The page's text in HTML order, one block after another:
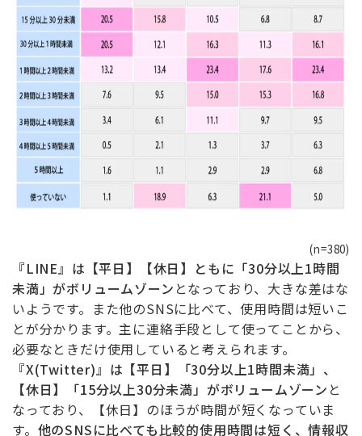
(n=380)
『LINE』は【平日】【休日】ともに「30分以上1時間
未満」がボリュームゾーン となっており、大きな差はな
いようです。また他のSNSに比べて、使用時間は短いこ
とが分かります。主に連絡手段として使ってことから、
必要なときだけ使用していると考えられます。
『X(Twitter)』は【平日】「30分以上1時間未満」、
【休日】「15分以上30分未満」がボリュームゾーン と
なっており、【休日】のほうが時間が短くなっていま
す。 他のSNSに比べても比較的使用時間は短く、情報収